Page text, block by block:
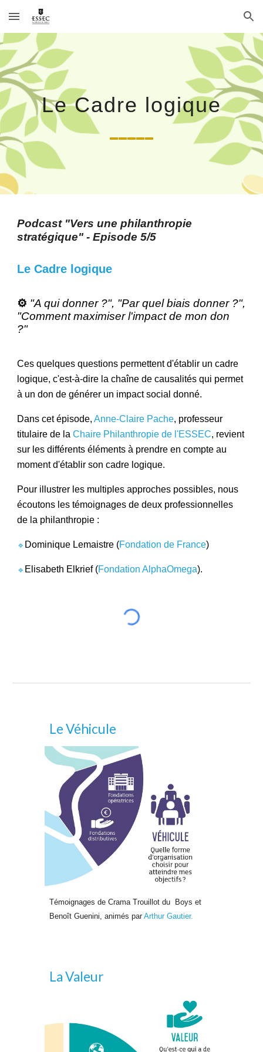
Skip to main content Skip to navigation
Le Cadre logique
Podcast "Vers une philanthropie
stratégique" - Episode5/5
Le Cadre logique
⚙ ️ "A qui donner ?", "Par quel biais donner ?",
"Comment maximiser l'impact de mon don
?"
Ces quelques questions permettent d'établir un cadre
logique, c'est-à-dire la chaîne de causalités qui permet
à un don de générer un impact social donné.
Dans cet épisode,Anne-Claire Pache, professeur
titulaire de laChaire Philanthropie de l'ESSEC, revient
sur les différents éléments à prendre en compte au
moment d'établir son cadre logique.
Pour illustrer les multiples approches possibles, nous
écoutons les témoignages de deux professionnelles
de la philanthropie :
🔹 Dominique Lemaistre (Fondation de France)
🔹 Elisabeth Elkrief (Fondation AlphaOmega).
Le Véhicule
Témoignages de Crama Trouillot du Boys et
Benoît Guenini, animés par Arthur Gautier.
La Valeur